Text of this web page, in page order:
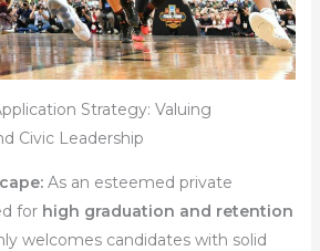
Strategy: Valuing
Civic Leadership
As an esteemed private
for high graduation and retention
welcomes candidates with solid